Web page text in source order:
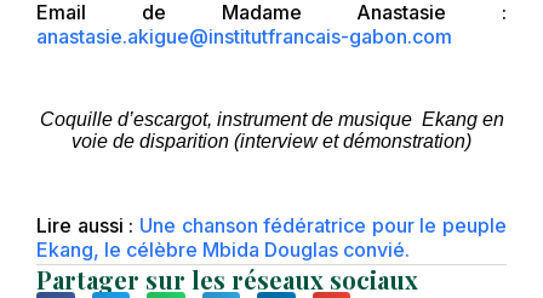
Email de Madame Anastasie :
anastasie.akigue@institutfrancais-gabon.com
Coquille d’escargot, instrument de musique Ekang en
voie de disparition (interview et démonstration)
Lire aussi : Une chanson fédératrice pour le peuple
Ekang, le célèbre Mbida Douglas convié.
Partager sur les réseaux sociaux